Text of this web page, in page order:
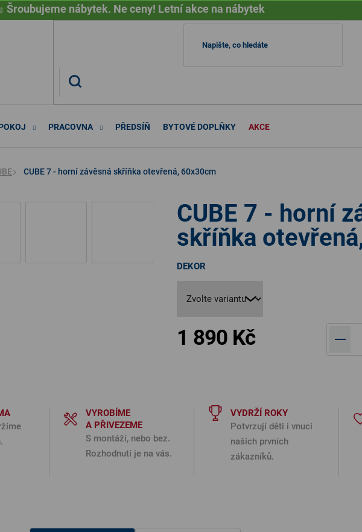
Šroubujeme nábytek. Ne ceny! Letní akce na nábytek
PRACOVNA PŘEDSÍŇ BYTOVÉ DOPLŇKY AKCE
CUBE 7 - horní závěsná skříňka otevřená, 60x30cm
CUBE 7 - horní
skříňka
DEKOR
1 890 Kč
VYROBÍME
A PŘIVEZEME
S montáží, nebo bez.
Rozhodnutí je na vás.
VYDRŽÍ ROKY
Potvrzují děti i vnuci
našich prvních
zákazníků.